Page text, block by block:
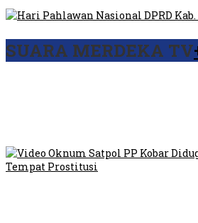
SUARA MERDEKA TV